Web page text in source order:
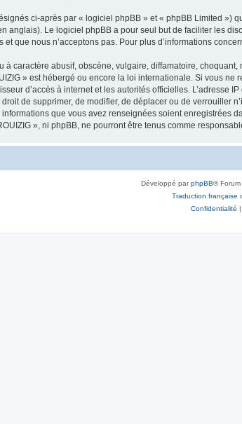
ci-après par « logiciel phpBB » et « phpBB Limited »)
anglais). Le logiciel phpBB a pour seul but de faciliter les
que nous n’acceptons pas. Pour plus d’informations
à caractère abusif, obscène, vulgaire, diffamatoire,
» est hébergé ou encore la loi internationale. Si vous
d’accès à internet et les autorités officielles.
de supprimer, de modifier, de déplacer ou de verrouiller
que vous avez renseignées soient
», ni phpBB, ne pourront être tenus comme
Développé parphpBB®
Traduction française
Confidentialité |